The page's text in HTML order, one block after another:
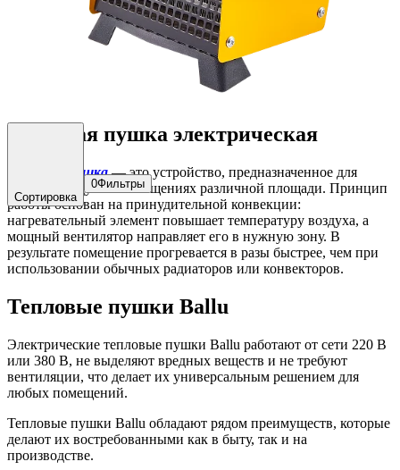
Тепловая пушка электрическая
Тепловая пушка— это устройство, предназначенное для
нагрева воздуха в помещениях различной площади. Принцип
работы основан на принудительной конвекции:
нагревательный элемент повышает температуру воздуха, а
мощный вентилятор направляет его в нужную зону. В
результате помещение прогревается в разы быстрее, чем при
использовании обычных радиаторов или конвекторов.
Тепловые пушки Ballu
Электрические тепловые пушки Ballu работают от сети 220 В
или 380 В, не выделяют вредных веществ и не требуют
вентиляции, что делает их универсальным решением для
любых помещений.
Тепловые пушки Ballu обладают рядом преимуществ, которые
делают их востребованными как в быту, так и на
производстве.
Сортировка
0Фильтры